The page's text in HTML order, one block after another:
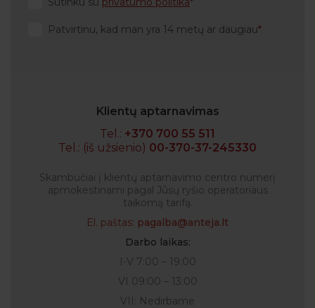
Patvirtinu, kad man yra 14 metų ar daugiau
Klientų aptarnavimas
Tel.: +370 700 55 511
Tel.: (iš užsienio) 00-370-37-245330
Skambučiai į klientų aptarnavimo centro numerį
apmokestinami pagal Jūsų ryšio operatoriaus
taikomą tarifą.
El. paštas: pagalba@anteja.lt
Darbo laikas:
I-V 7:00 – 19:00
VI 09:00 – 13:00
VII: Nedirbame